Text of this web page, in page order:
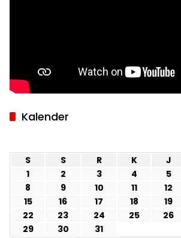
Kalender
S
S R K J
1
2 3 4 5
8
9 10 11 12
15
16 17 18 19
22
23 24 25 26
29
30
31